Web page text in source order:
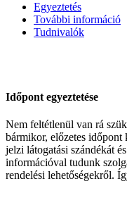
Egyeztetés
További információ
Tudnivalók
Időpont egyeztetése
Nem feltétlenül van rá
bármikor, előzetes időpont
jelzi látogatási szándékát
információval tudunk
rendelési lehetőségekről.